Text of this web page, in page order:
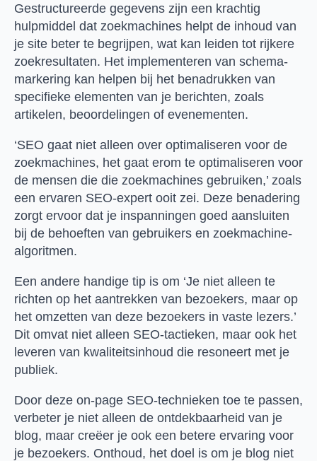
Gestructureerde gegevens zijn een krachtig
hulpmiddel dat zoekmachines helpt de inhoud van
je site beter te begrijpen, wat kan leiden tot rijkere
zoekresultaten. Het implementeren van schema-
markering kan helpen bij het benadrukken van
specifieke elementen van je berichten, zoals
artikelen, beoordelingen of evenementen.
‘SEO gaat niet alleen over optimaliseren voor de
zoekmachines, het gaat erom te optimaliseren voor
de mensen die die zoekmachines gebruiken,’ zoals
een ervaren SEO-expert ooit zei. Deze benadering
zorgt ervoor dat je inspanningen goed aansluiten
bij de behoeften van gebruikers en zoekmachine-
algoritmen.
Een andere handige tip is om ‘Je niet alleen te
richten op het aantrekken van bezoekers, maar op
het omzetten van deze bezoekers in vaste lezers.’
Dit omvat niet alleen SEO-tactieken, maar ook het
leveren van kwaliteitsinhoud die resoneert met je
publiek.
Door deze on-page SEO-technieken toe te passen,
verbeter je niet alleen de ontdekbaarheid van je
blog, maar creëer je ook een betere ervaring voor
je bezoekers. Onthoud, het doel is om je blog niet